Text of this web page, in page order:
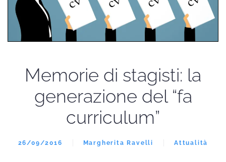
Memorie di stagisti: la
generazione del “fa
curriculum”
26/09/2016 Margherita Ravelli Attualità